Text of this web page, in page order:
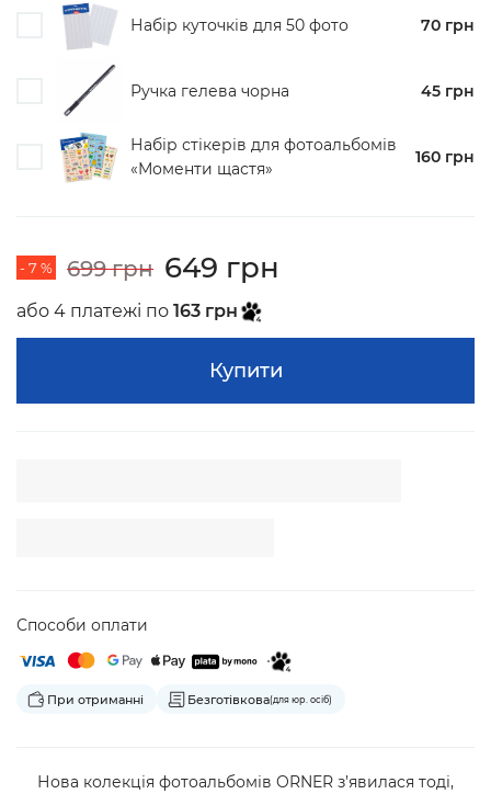
Набір куточків для 50 фото 70 грн
Ручка гелева чорна 45 грн
Набір стікерів для фотоальбомів
«Моменти щастя»
160 грн
- 7 % 699 грн 649 грн
або 4 платежі по 163 грн
Купити
Способи оплати
При отриманні Безготівкова(для юр. осіб)
Нова колекція фотоальбомів ORNER з’явилася тоді,